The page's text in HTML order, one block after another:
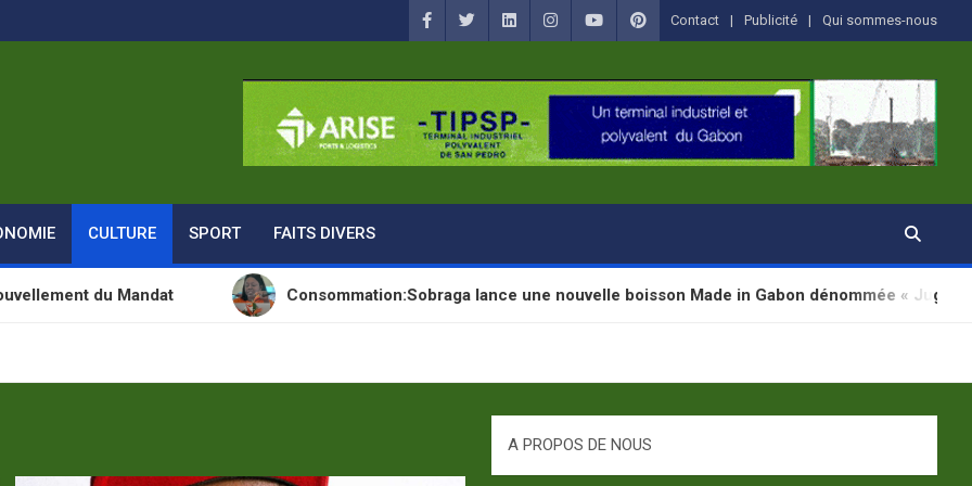
Contact Publicité Qui sommes-nous
CULTURE SPORT FAITS DIVERS
Mandat Consommation:Sobraga lance une nouvelle boisson Made in Gabon dénommée « Jugab »
A PROPOS DE NOUS